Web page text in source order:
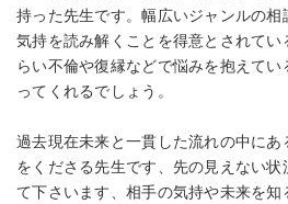
持った先生です。幅広いジャンルの
気持を読み解くことを得意とされて
らい不倫や復縁などで悩みを抱えて
ってくれるでしょう。
過去現在未来と一貫した流れの中にあ
をくださる先生です、先の見えない
て下さいます、相手の気持や未来を